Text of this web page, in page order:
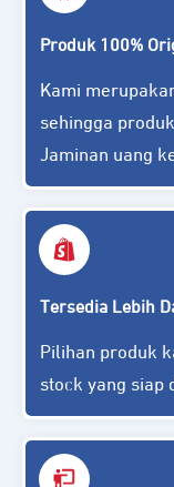
Produk 100%
Kami
sehingga
Jaminan uang
Tersedia Lebih
Pilihan produk
stock yang siap